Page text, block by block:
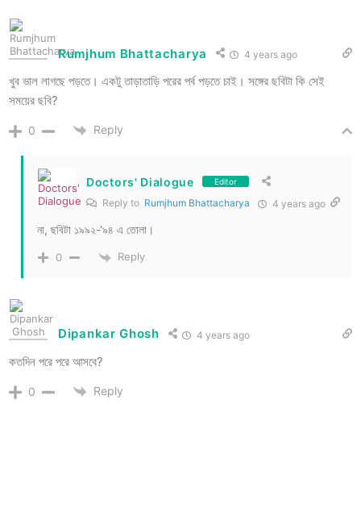
Rumjhum Bhattacharya 4 years ago
খুব ভাল লাগছে পড়তে। একটু তাড়াতাড়ি পরের পর্ব পড়তে চাই। সঙ্গের ছবিটা কি সেই
সময়ের ছবি?
0 Reply
Doctors' Dialogue Editor
Reply to Rumjhum Bhattacharya 4 years ago
না, ছবিটা ১৯৯২-‘৯৪ এ তোলা।
0 Reply
Dipankar Ghosh 4 years ago
কতদিন পরে পরে আসবে?
0 Reply